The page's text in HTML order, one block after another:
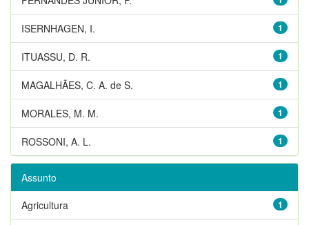
1
ISERNHAGEN, I.
1
ITUASSU, D. R.
1
MAGALHÃES, C. A. de S.
1
MORALES, M. M.
1
ROSSONI, A. L.
Assunto
1
Agricultura